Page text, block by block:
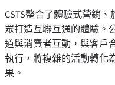
CSTS整合了體驗式營銷
眾打造互聯互通的體驗。
道與消費者互動，與客戶
執行，將複雜的活動轉化
果。